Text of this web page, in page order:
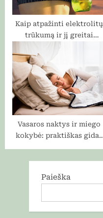
Kaip atpažinti elektrolitų
trūkumą ir jį greitai
Vasaros naktys ir miego
kokybė: praktiškas gidas
Paieška